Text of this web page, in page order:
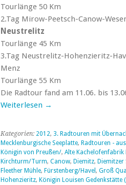
Tourlänge 50 Km
2.Tag Mirow-Peetsch-Canow-
Neustrelitz
Tourlänge 45 Km
3.Tag Neustrelitz-Hohenzieritz-
Menz
Tourlänge 55 Km
Die Radtour fand am 11.06. bis
Weiterlesen →
Kategorien: 2012, 3. Radtouren mit
Mecklenburgische Seeplatte, Radtouren -
Königin von Preußen/, Alte Kachelofenfabrik
Kirchturm/Turm, Canow, Diemitz, Diemitzer
Fleether Mühle, Fürstenberg/Havel , Groß
Hohenzieritz, Königin Louisen Gedenkstätte